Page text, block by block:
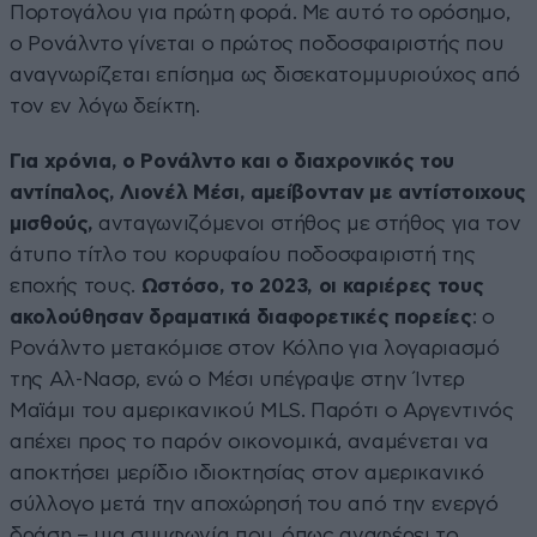
Πορτογάλου για πρώτη φορά. Με αυτό το ορόσημο,
ο Ρονάλντο γίνεται ο πρώτος ποδοσφαιριστής που
αναγνωρίζεται επίσημα ως δισεκατομμυριούχος από
τον εν λόγω δείκτη.
Για χρόνια, ο Ρονάλντο και ο διαχρονικός του
αντίπαλος, Λιονέλ Μέσι, αμείβονταν με αντίστοιχους
μισθούς, ανταγωνιζόμενοι στήθος με στήθος για τον
άτυπο τίτλο του κορυφαίου ποδοσφαιριστή της
εποχής τους. Ωστόσο, το 2023, οι καριέρες τους
ακολούθησαν δραματικά διαφορετικές πορείες: ο
Ρονάλντο μετακόμισε στον Κόλπο για λογαριασμό
της Αλ-Νασρ, ενώ ο Μέσι υπέγραψε στην Ίντερ
Μαϊάμι του αμερικανικού MLS. Παρότι ο Αργεντινός
απέχει προς το παρόν οικονομικά, αναμένεται να
αποκτήσει μερίδιο ιδιοκτησίας στον αμερικανικό
σύλλογο μετά την αποχώρησή του από την ενεργό